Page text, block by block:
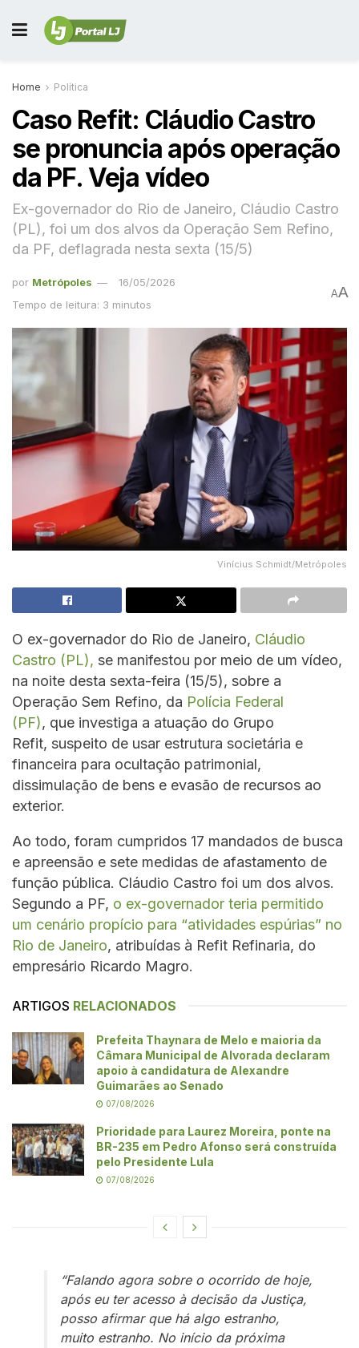
Home Política
Caso Refit: Cláudio Castro
se pronuncia após operação
da PF. Veja vídeo
Ex-governador do Rio de Janeiro, Cláudio Castro
(PL), foi um dos alvos da Operação Sem Refino,
da PF, deflagrada nesta sexta (15/5)
por Metrópoles
16/05/2026
Tempo de leitura: 3 minutos
AA
Vinícius Schmidt/Metrópoles
O ex-governador do Rio de Janeiro, Cláudio
Castro (PL), se manifestou por meio de um vídeo,
na noite desta sexta-feira (15/5), sobre a
Operação Sem Refino, da Polícia Federal
(PF), que investiga a atuação do Grupo
Refit, suspeito de usar estrutura societária e
financeira para ocultação patrimonial,
dissimulação de bens e evasão de recursos ao
exterior.
Ao todo, foram cumpridos 17 mandados de busca
e apreensão e sete medidas de afastamento de
função pública. Cláudio Castro foi um dos alvos.
Segundo a PF, o ex-governador teria permitido
um cenário propício para “atividades espúrias” no
Rio de Janeiro, atribuídas à Refit Refinaria, do
empresário Ricardo Magro.
ARTIGOS RELACIONADOS
Prefeita Thaynara de Melo e maioria da
Câmara Municipal de Alvorada declaram
apoio à candidatura de Alexandre
Guimarães ao Senado
07/08/2026
Prioridade para Laurez Moreira, ponte na
BR-235 em Pedro Afonso será construída
pelo Presidente Lula
07/08/2026
“Falando agora sobre o ocorrido de hoje,
após eu ter acesso à decisão da Justiça,
posso afirmar que há algo estranho,
muito estranho. No início da próxima